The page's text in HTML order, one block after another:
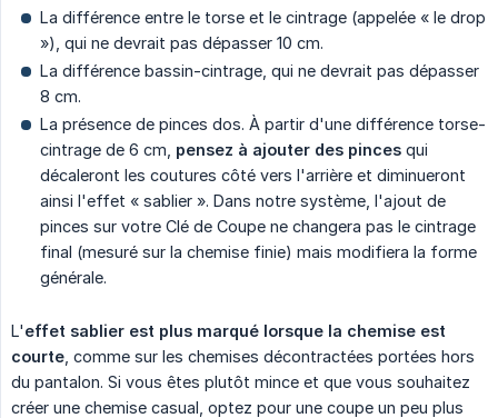
La différence entre le torse et le cintrage (appelée « le drop
»), qui ne devrait pas dépasser 10 cm.
La différence bassin-cintrage, qui ne devrait pas dépasser
8 cm.
La présence de pinces dos. À partir d'une différence torse-
cintrage de 6 cm, pensez à ajouter des pinces qui
décaleront les coutures côté vers l'arrière et diminueront
ainsi l'effet « sablier ». Dans notre système, l'ajout de
pinces sur votre Clé de Coupe ne changera pas le cintrage
final (mesuré sur la chemise finie) mais modifiera la forme
générale.
L'effet sablier est plus marqué lorsque la chemise est
courte , comme sur les chemises décontractées portées hors
du pantalon. Si vous êtes plutôt mince et que vous souhaitez
créer une chemise casual, optez pour une coupe un peu plus